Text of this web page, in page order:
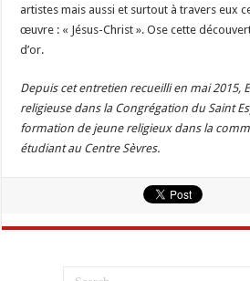
artistes mais aussi et surtout à travers eux
œuvre : « Jésus-Christ ». Ose cette
d’or.
Depuis cet entretien recueilli en mai 2015,
religieuse dans la Congrégation du Saint
formation de jeune religieux dans la
étudiant au Centre Sèvres.